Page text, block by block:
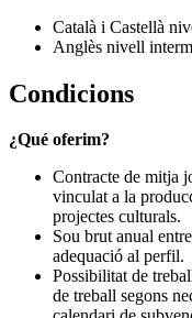
Català i Castellà
Anglès nivell
Condicions
¿Qué oferim?
Contracte de mitja
vinculat a la
projectes culturals.
Sou brut anual
adequació al perfil.
Possibilitat de
de treball segons